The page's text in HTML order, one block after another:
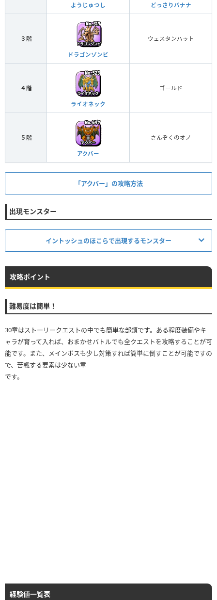
ようじゅつし どっさりバナナ
３階
ドラゴンゾンビ
ウェスタンハット
４階
ライオネック
ゴールド
５階
アクバー
さんぞくのオノ
「アクバー」の攻略方法
出現モンスター
イントッシュのほこらで出現するモンスター
かげのきし
ゾンビ
攻略ポイント
難易度は簡単！
30章はストーリークエストの中でも簡単な部類です。ある程度装備やキ
ャラが育って入れば、おまかせバトルでも全クエストを攻略することが可
能です。また、メインボスも少し対策すれば簡単に倒すことが可能ですの
で、苦戦する要素は少ない章
です。
経験値一覧表